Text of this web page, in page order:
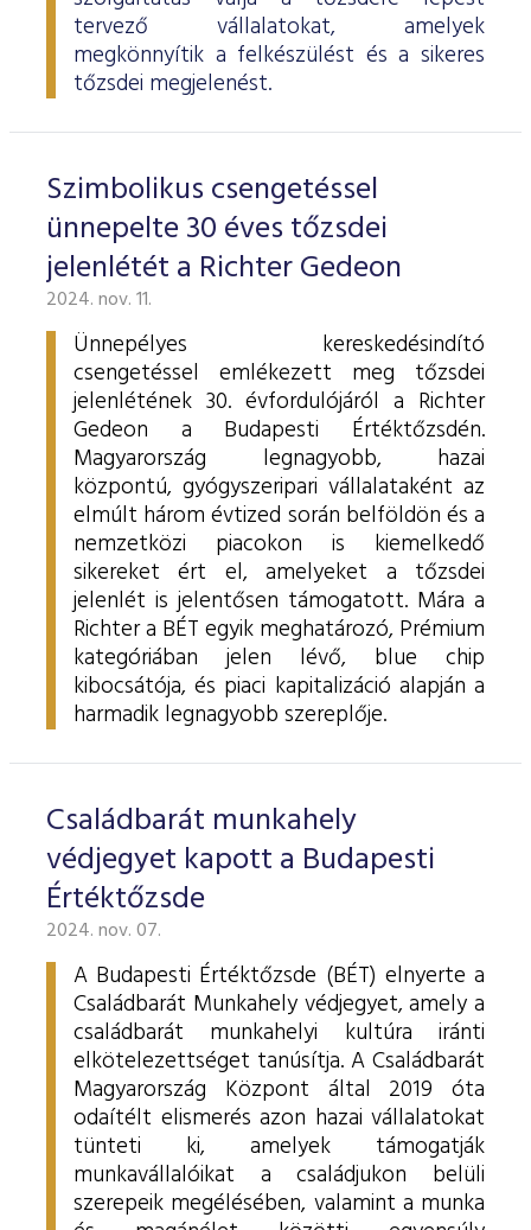
tervező vállalatokat, amelyek
megkönnyítik a felkészülést és a sikeres
tőzsdei megjelenést.
Szimbolikus csengetéssel
ünnepelte 30 éves tőzsdei
jelenlétét a Richter Gedeon
2024. nov. 11.
Ünnepélyes kereskedésindító
csengetéssel emlékezett meg tőzsdei
jelenlétének 30. évfordulójáról a Richter
Gedeon a Budapesti Értéktőzsdén.
Magyarország legnagyobb, hazai
központú, gyógyszeripari vállalataként az
elmúlt három évtized során belföldön és a
nemzetközi piacokon is kiemelkedő
sikereket ért el, amelyeket a tőzsdei
jelenlét is jelentősen támogatott. Mára a
Richter a BÉT egyik meghatározó, Prémium
kategóriában jelen lévő, blue chip
kibocsátója, és piaci kapitalizáció alapján a
harmadik legnagyobb szereplője.
Családbarát munkahely
védjegyet kapott a Budapesti
Értéktőzsde
2024. nov. 07.
A Budapesti Értéktőzsde (BÉT) elnyerte a
Családbarát Munkahely védjegyet, amely a
családbarát munkahelyi kultúra iránti
elkötelezettséget tanúsítja. A Családbarát
Magyarország Központ által 2019 óta
odaítélt elismerés azon hazai vállalatokat
tünteti ki, amelyek támogatják
munkavállalóikat a családjukon belüli
szerepeik megélésében, valamint a munka